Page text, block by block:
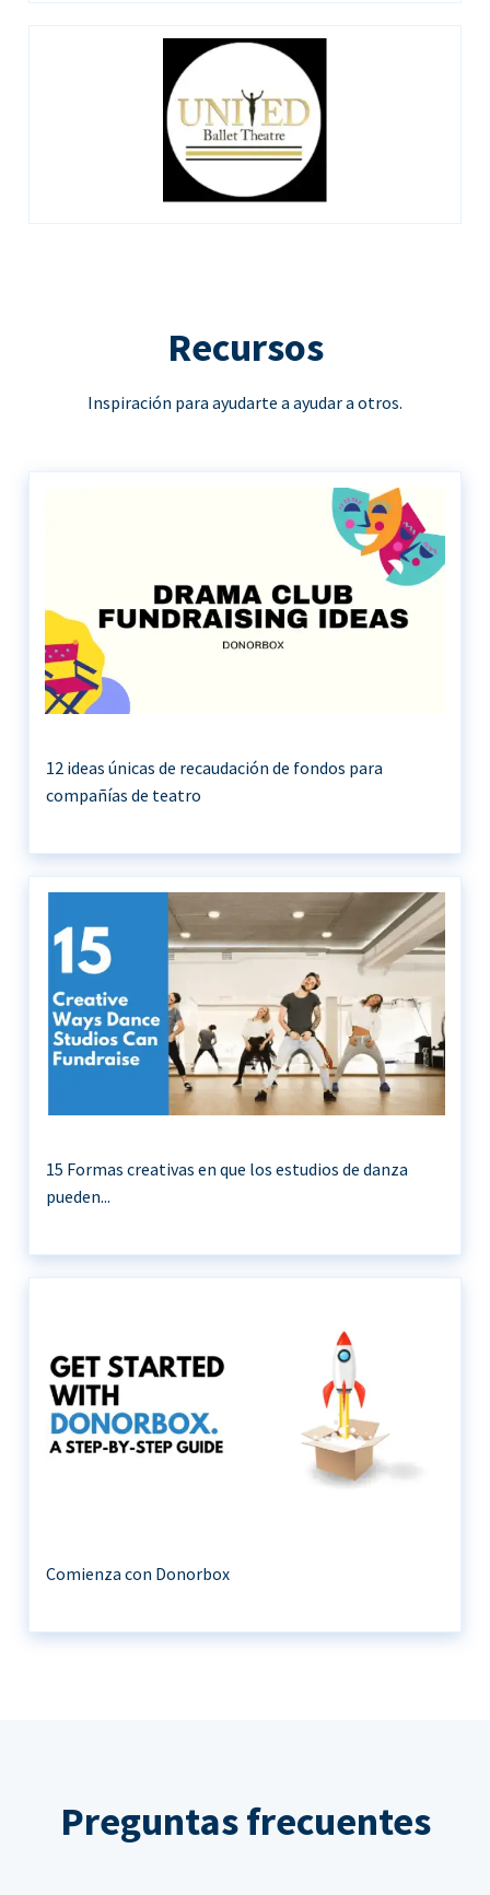
Recursos
Inspiración para ayudarte a ayudar a otros.
12 ideas únicas de recaudación de fondos para
compañías de teatro
15 Formas creativas en que los estudios de danza
pueden...
Comienza con Donorbox
Preguntas frecuentes